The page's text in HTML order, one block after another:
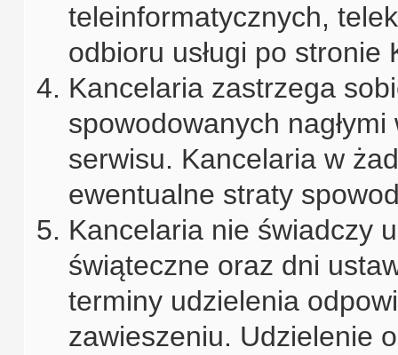
teleinformatycznych,
odbioru usługi po stronie
Kancelaria zastrzega
spowodowanych
serwisu. Kancelaria w
ewentualne straty
Kancelaria nie świadczy
świąteczne oraz dni
terminy udzielenia
zawieszeniu. Udzielenie